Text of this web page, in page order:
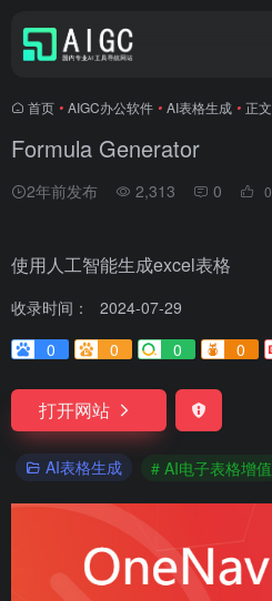
首页 • AIGC办公软件 • AI表格生成 • 正文
Formula Generator
2年前发布 2,313 0 0
使用人工智能生成excel表格
收录时间：
2024-07-29
0
0 0 0
打开网站
AI表格生成 # AI电子表格增值